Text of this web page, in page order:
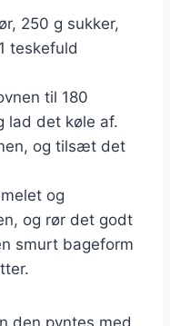
250 g sukker,
teskefuld
til 180
lad det køle af.
og tilsæt det
og
og rør det godt
smurt bageform
den pyntes med